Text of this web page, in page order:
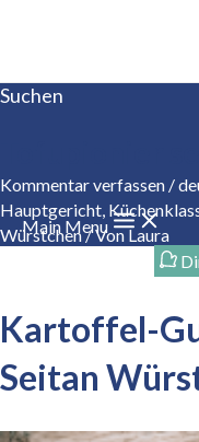
Suchen
Main Menu
Kommentar verfassen /
Hauptgericht,
Würstchen/ VonLaura
Kartoffel-
Seitan